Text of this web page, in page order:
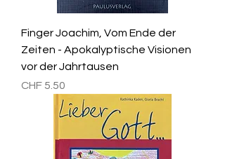
Finger Joachim, Vom Ende der
Zeiten - Apokalyptische Visionen
vor der Jahrtausen
Preis
CHF 5.50